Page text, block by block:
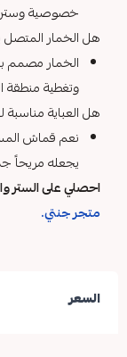
خصوصية
هل الخمار المتصل
الخمار مصمم
وتغطية منطقة
هل العباية مناسبة
نعم قماش
يجعله مريحاً
احصلي على الستر
متجر جنتي.
السعر